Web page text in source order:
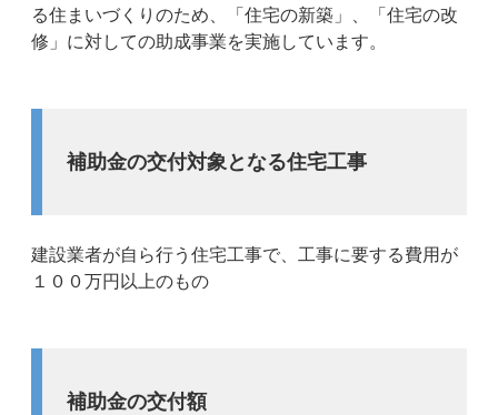
る住まいづくりのため、「住宅の新築」、「住宅の改
修」に対しての助成事業を実施しています。
補助金の交付対象となる住宅工事
建設業者が自ら行う住宅工事で、工事に要する費用が
１００万円以上のもの
補助金の交付額